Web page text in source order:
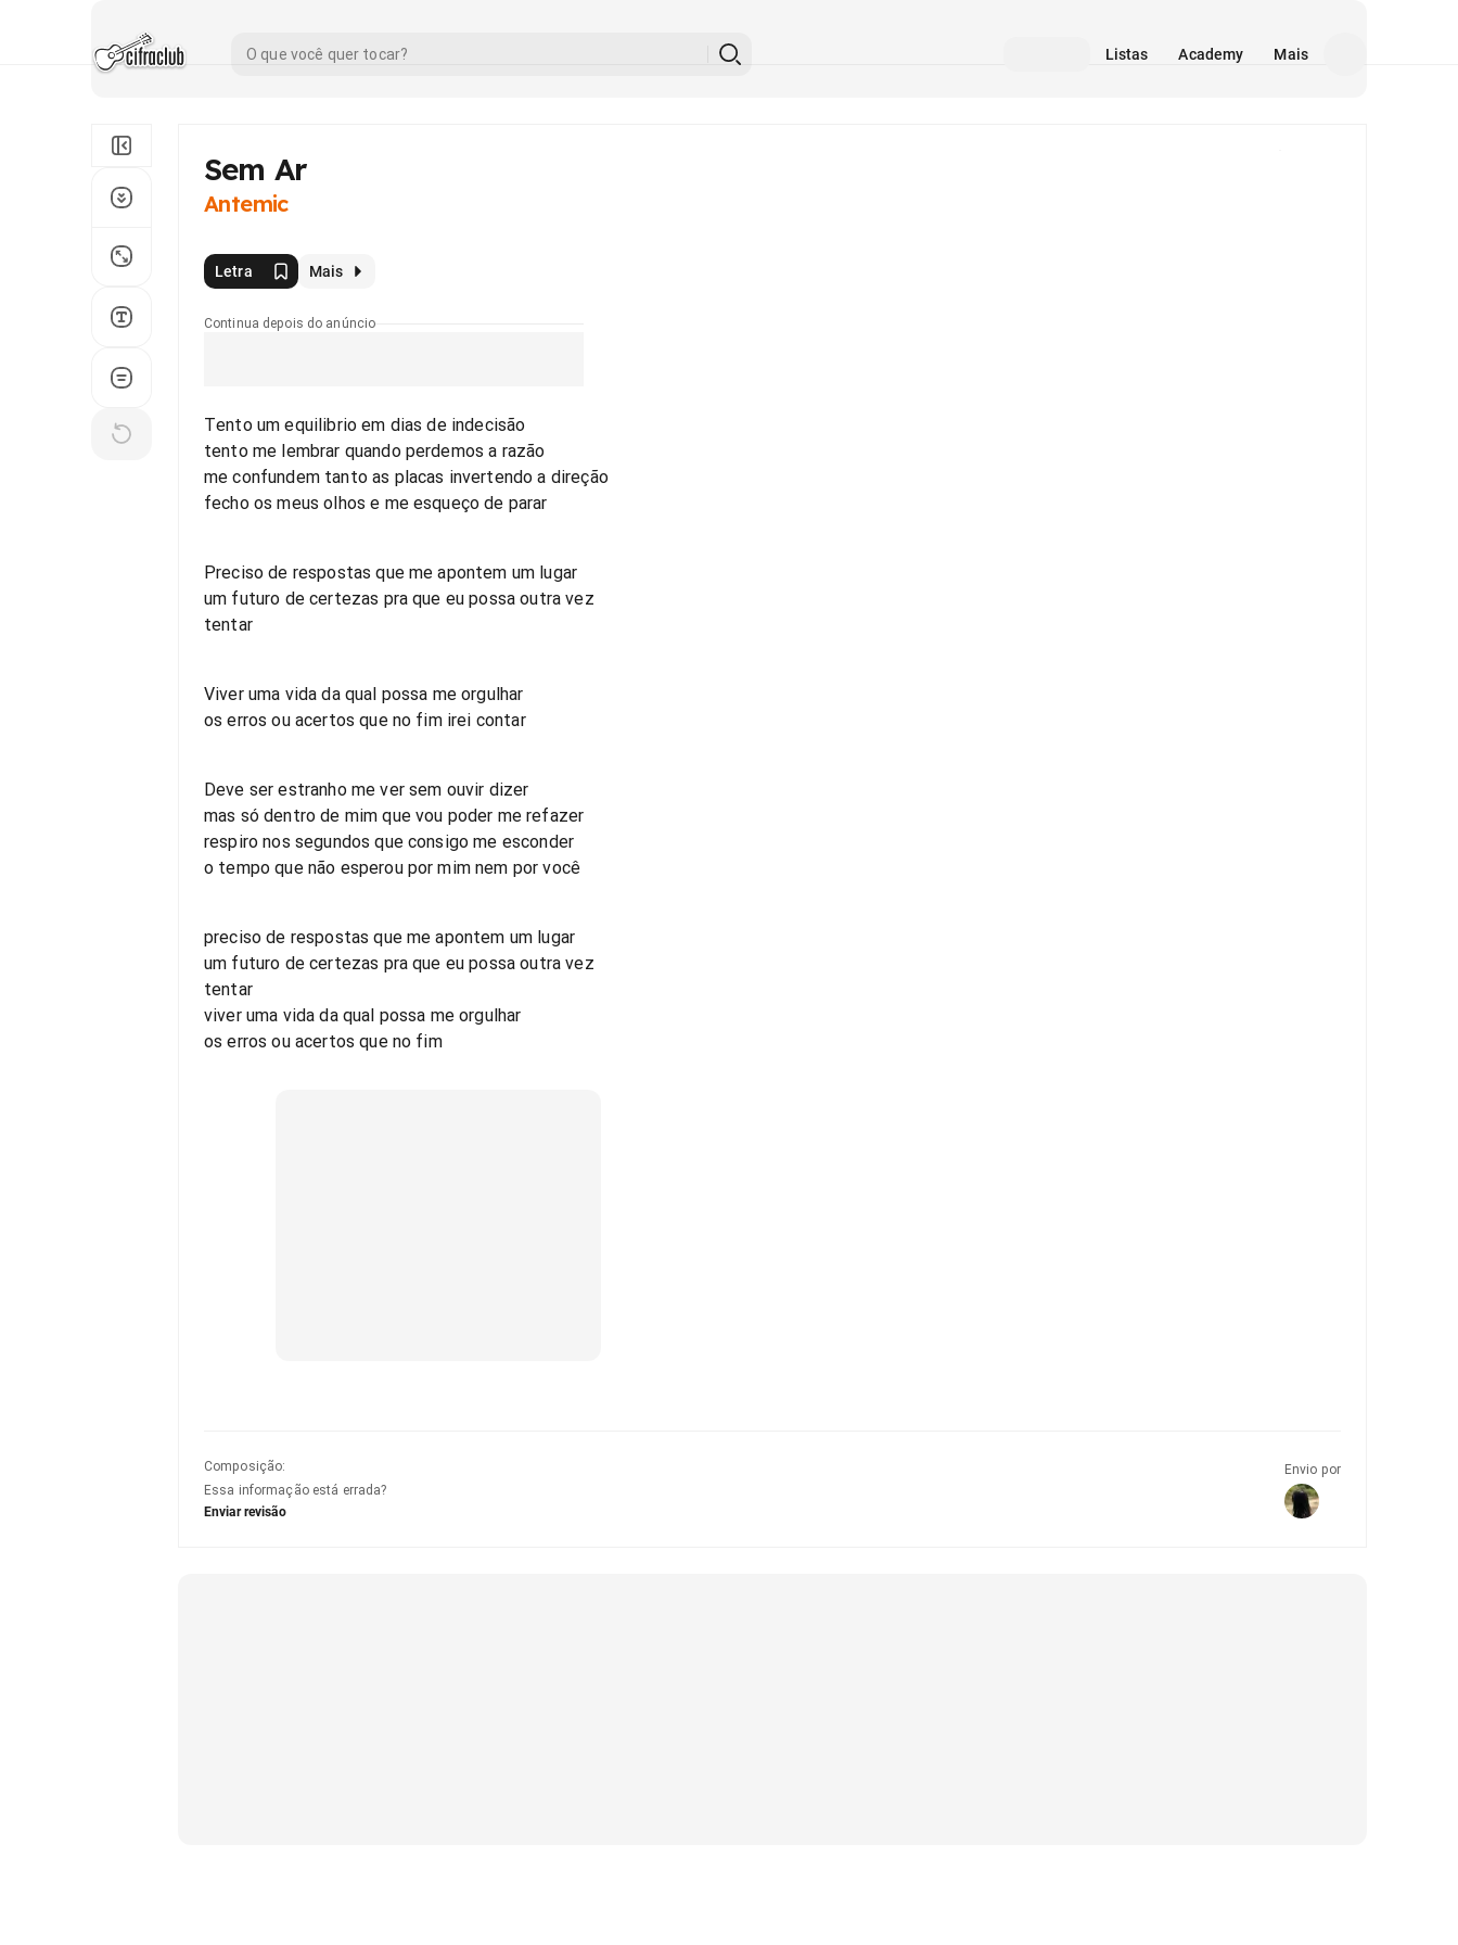
Listas Academy Mais
Sem Ar
Antemic
Letra Mais
Continua depois do anúncio
Tento um equilibrio em dias de indecisão
tento me lembrar quando perdemos a razão
me confundem tanto as placas invertendo a direção
fecho os meus olhos e me esqueço de parar
Preciso de respostas que me apontem um lugar
um futuro de certezas pra que eu possa outra vez
tentar
Viver uma vida da qual possa me orgulhar
os erros ou acertos que no fim irei contar
Deve ser estranho me ver sem ouvir dizer
mas só dentro de mim que vou poder me refazer
respiro nos segundos que consigo me esconder
o tempo que não esperou por mim nem por você
preciso de respostas que me apontem um lugar
um futuro de certezas pra que eu possa outra vez
tentar
viver uma vida da qual possa me orgulhar
os erros ou acertos que no fim
Composição:
Essa informação está errada?
Enviar revisão
Envio por